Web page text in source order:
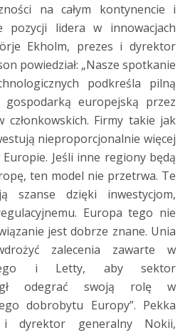
na całym kontynencie i
pozycji lidera w innowacjach
Ekholm, prezes i dyrektor
powiedział: „Nasze spotkanie
podkreśla pilną
europejską przez
członkowskich. Firmy takie jak
nieproporcjonalnie więcej
Jeśli inne regiony będą
ten model nie przetrwa. Te
szanse dzięki inwestycjom,
Europa tego nie
jest dobrze znane. Unia
zalecenia zawarte w
i Letty, aby sektor
odegrać swoją rolę w
dobrobytu Europy”. Pekka
i dyrektor generalny Nokii,